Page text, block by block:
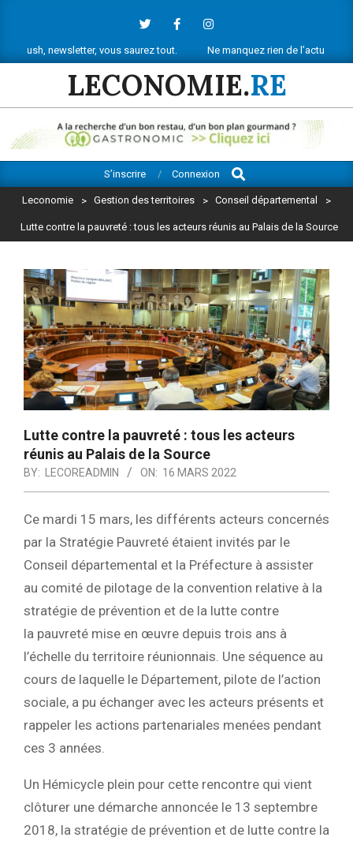
contentvous saurez tout. Ne manquez rien de l’actu économique
LECONOMIE.RE
Navigation
S’inscrire Connexion
Search
Leconomie > Gestion des territoires > Conseil départemental >
Lutte contre la pauvreté : tous les acteurs réunis au Palais de la Source
Lutte contre la pauvreté : tous les acteurs
réunis au Palais de la Source
BY: LECOREADMIN ON: 16 MARS 2022
Ce mardi 15 mars, les différents acteurs concernés
par la Stratégie Pauvreté étaient invités par le
Conseil départemental et la Préfecture à assister
au comité de pilotage de la convention relative à la
stratégie de prévention et de la lutte contre
la pauvreté mise en œuvre depuis trois ans à
l’échelle du territoire réunionnais. Une séquence au
cours de laquelle le Département, pilote de l’action
sociale, a pu échanger avec les acteurs présents et
rappeler les actions partenariales menées pendant
ces 3 années.
Un Hémicycle plein pour cette rencontre qui vient
clôturer une démarche annoncée le 13 septembre
2018, la stratégie de prévention et de lutte contre la